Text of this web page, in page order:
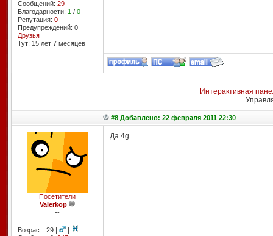
Сообщений: 29
Благодарности: 1 / 0
Репутация: 0
Предупреждений: 0
Друзья
Тут: 15 лет 7 месяцев
Интерактивная
#8 Добавлено: 22 февраля 2011 22:30
Посетители
Valerkop
--
Возраст: 29 |
|
Да 4g.